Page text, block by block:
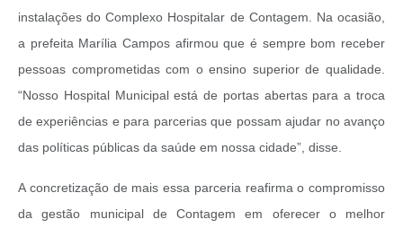
instalações do Complexo Hospitalar de Contagem. Na ocasião,
a prefeita Marília Campos afirmou que é sempre bom receber
pessoas comprometidas com o ensino superior de qualidade.
“Nosso Hospital Municipal está de portas abertas para a troca
de experiências e para parcerias que possam ajudar no avanço
das políticas públicas da saúde em nossa cidade”, disse.
A concretização de mais essa parceria reafirma o compromisso
da gestão municipal de Contagem em oferecer o melhor